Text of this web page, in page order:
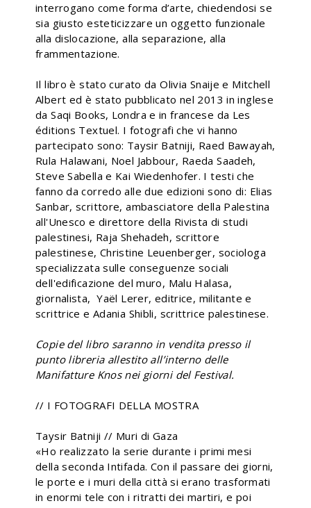
interrogano come forma d’arte, chiedendosi se
sia giusto esteticizzare un oggetto funzionale
alla dislocazione, alla separazione, alla
frammentazione.
Il libro è stato curato da Olivia Snaije e Mitchell
Albert ed è stato pubblicato nel 2013 in inglese
da Saqi Books, Londra e in francese da Les
éditions Textuel. I fotografi che vi hanno
partecipato sono: Taysir Batniji, Raed Bawayah,
Rula Halawani, Noel Jabbour, Raeda Saadeh,
Steve Sabella e Kai Wiedenhofer. I testi che
fanno da corredo alle due edizioni sono di: Elias
Sanbar, scrittore, ambasciatore della Palestina
all'Unesco e direttore della Rivista di studi
palestinesi, Raja Shehadeh, scrittore
palestinese, Christine Leuenberger, sociologa
specializzata sulle conseguenze sociali
dell'edificazione del muro, Malu Halasa,
giornalista, Yaël Lerer, editrice, militante e
scrittrice e Adania Shibli, scrittrice palestinese.
Copie del libro saranno in vendita presso il
punto libreria allestito all’interno delle
Manifatture Knos nei giorni del Festival.
// I FOTOGRAFI DELLA MOSTRA
Taysir Batniji // Muri di Gaza
«Ho realizzato la serie durante i primi mesi
della seconda Intifada. Con il passare dei giorni,
le porte e i muri della città si erano trasformati
in enormi tele con i ritratti dei martiri, e poi